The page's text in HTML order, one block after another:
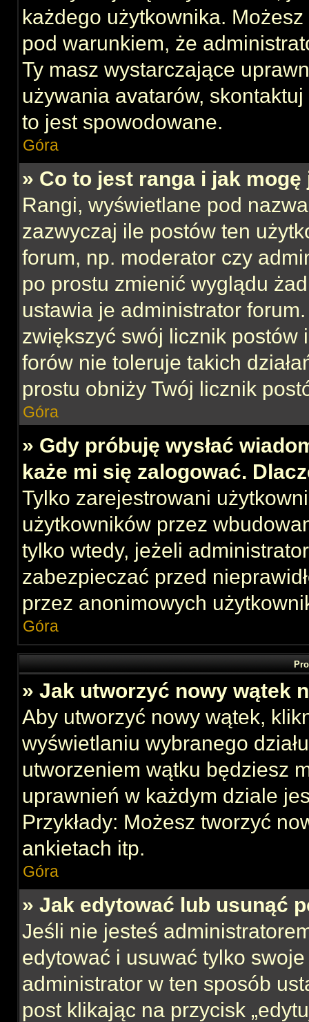
każdego użytkownika.
pod warunkiem, że
Ty masz wystarczające
używania avatarów,
to jest spowodowane.
Góra
» Co to jest ranga i jak mogę
Rangi, wyświetlane pod
zazwyczaj ile postów ten
forum, np. moderator czy
po prostu zmienić wyglądu
ustawia je administrator
zwiększyć swój licznik postów
forów nie toleruje takich
prostu obniży Twój licznik
Góra
» Gdy próbuję wysłać
każe mi się zalogować.
Tylko zarejestrowani
użytkowników przez
tylko wtedy, jeżeli
zabezpieczać przed
przez anonimowych
Góra
» Jak utworzyć nowy wątek
Aby utworzyć nowy wątek,
wyświetlaniu wybranego
utworzeniem wątku będziesz
uprawnień w każdym dziale
Przykłady: Możesz tworzyć
ankietach itp.
Góra
» Jak edytować lub usunąć
Jeśli nie jesteś
edytować i usuwać tylko
administrator w ten sposób
post klikając na przycisk